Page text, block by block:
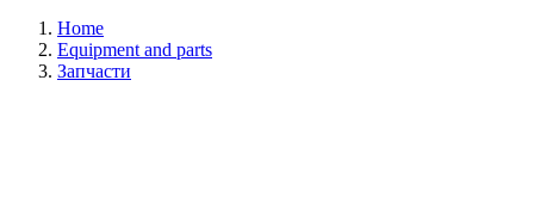
Home
Equipment and parts
Запчасти